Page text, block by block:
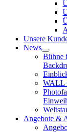
Unsere
News
Bühne
WALL
Angebote &